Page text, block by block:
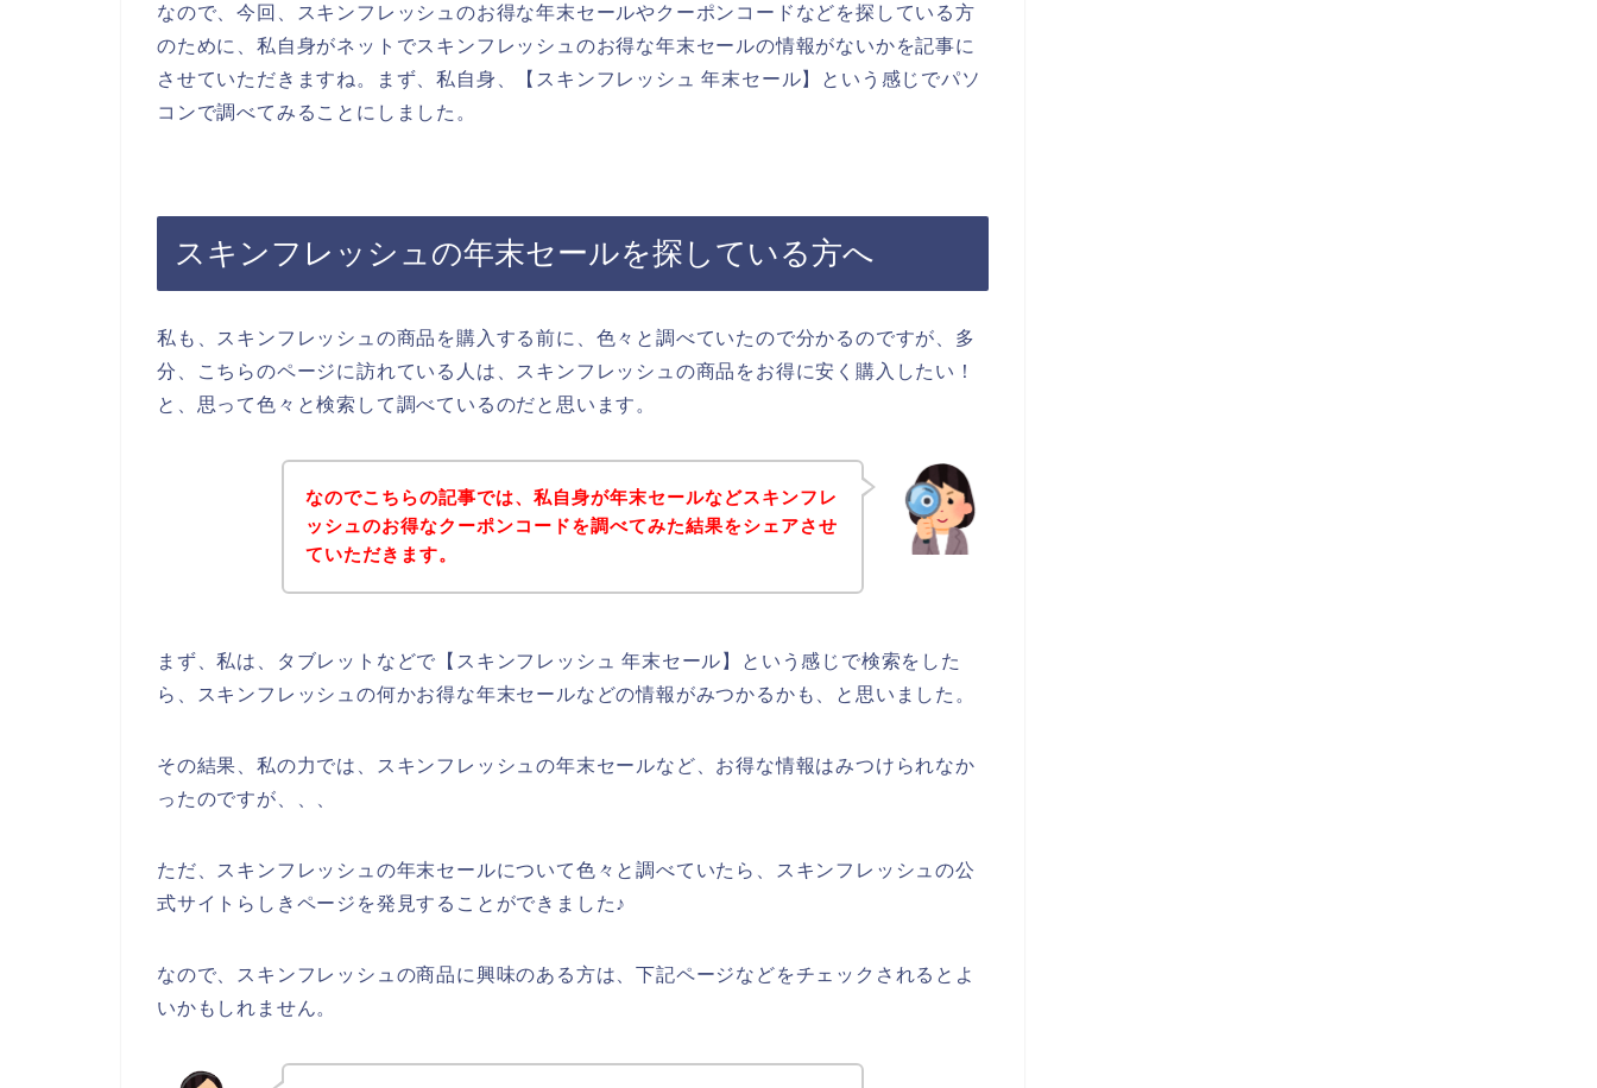
なので、今回、スキンフレッシュのお得な年末セールやクーポンコードなどを探している方
のために、私自身がネットでスキンフレッシュのお得な年末セールの情報がないかを記事に
させていただきますね。まず、私自身、【スキンフレッシュ 年末セール】という感じでパソ
コンで調べてみることにしました。
スキンフレッシュの年末セールを探している方へ
私も、スキンフレッシュの商品を購入する前に、色々と調べていたので分かるのですが、多
分、こちらのページに訪れている人は、スキンフレッシュの商品をお得に安く購入したい！
と、思って色々と検索して調べているのだと思います。
なのでこちらの記事では、私自身が年末セールなどスキンフレ
ッシュのお得なクーポンコードを調べてみた結果をシェアさせ
ていただきます。
まず、私は、タブレットなどで【スキンフレッシュ 年末セール】という感じで検索をした
ら、スキンフレッシュの何かお得な年末セールなどの情報がみつかるかも、と思いました。
その結果、私の力では、スキンフレッシュの年末セールなど、お得な情報はみつけられなか
ったのですが、、、
ただ、スキンフレッシュの年末セールについて色々と調べていたら、スキンフレッシュの公
式サイトらしきページを発見することができました♪
なので、スキンフレッシュの商品に興味のある方は、下記ページなどをチェックされるとよ
いかもしれません。